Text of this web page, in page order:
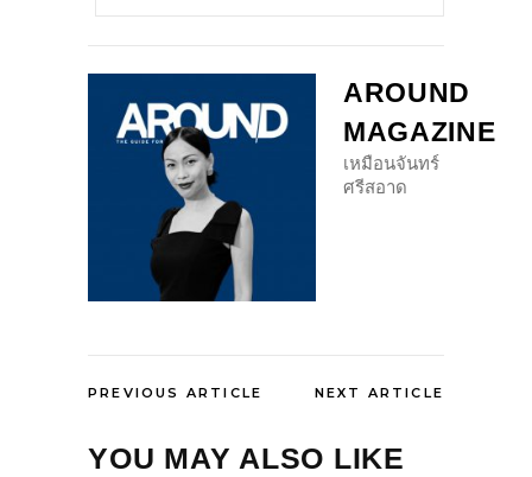
AROUND
MAGAZINE
เหมือนจันทร์
ศรีสอาด
PREVIOUS ARTICLE NEXT ARTICLE
YOU MAY ALSO LIKE